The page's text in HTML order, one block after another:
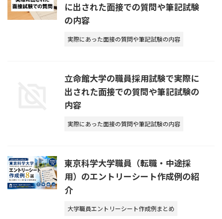
に出された面接での質問や筆記試験
の内容
実際にあった面接の質問や筆記試験の内容
立命館大学の職員採用試験で実際に
出された面接での質問や筆記試験の
内容
実際にあった面接の質問や筆記試験の内容
東京科学大学職員（転職・中途採
用）のエントリーシート作成例の紹
介
大学職員エントリーシート作成例まとめ